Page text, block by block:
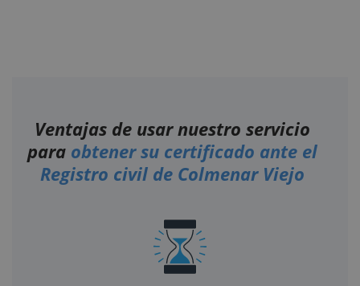
Ventajas de usar nuestro servicio
para obtener su certificado ante el
Registro civil de Colmenar Viejo